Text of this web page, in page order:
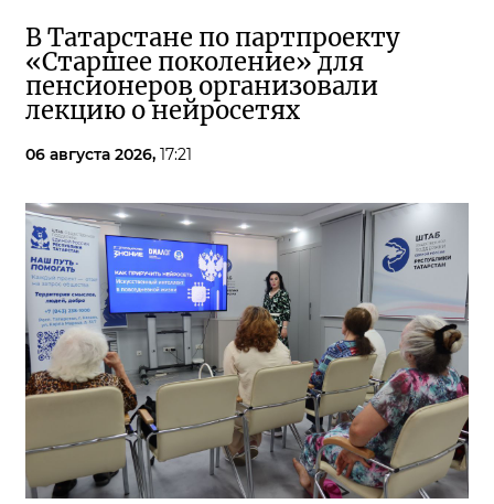
В Татарстане по партпроекту
«Старшее поколение» для
пенсионеров организовали
лекцию о нейросетях
06 августа 2026, 17:21